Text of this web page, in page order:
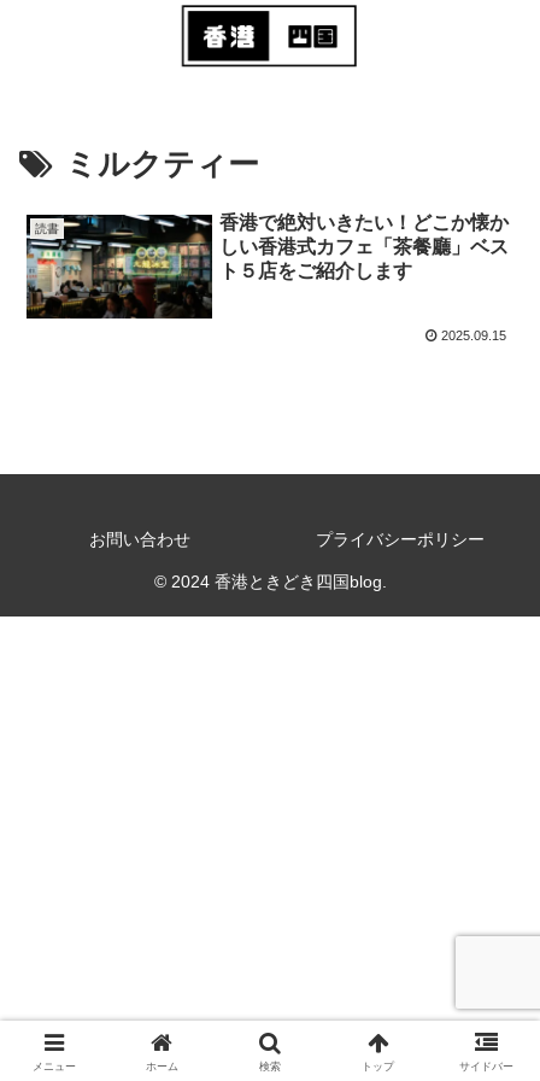
ミルクティー
読書
香港で絶対いきたい！どこか懐か
しい香港式カフェ「茶餐廳」ベス
ト５店をご紹介します
2025.09.15
お問い合わせ プライバシーポリシー
© 2024 香港ときどき四国blog.
メニュー ホーム 検索 トップ サイドバー